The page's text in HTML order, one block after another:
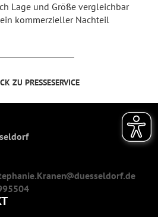
Lage und Größe vergleichbar
kommerzieller Nachteil
ZU PRESSESERVICE
duesseldorf.de